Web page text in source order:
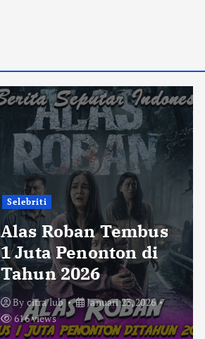
Selebriti
Alas Roban Tembus
1 Juta Penonton di
Tahun 2026
By citra lub
Januari 23, 2026
616 views